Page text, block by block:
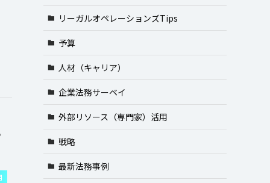
リーガルオペレーションズTips
予算
人材（キャリア）
企業法務サーベイ
外部リソース（専門家）活用
戦略
最新法務事例